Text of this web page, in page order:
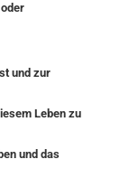
und zur
Leben zu
und das